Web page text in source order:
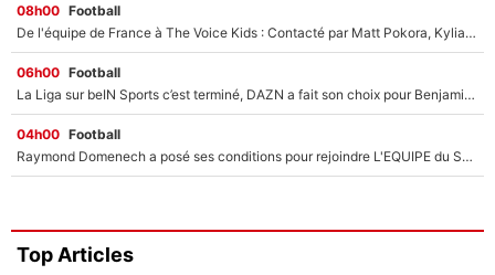
08h00 Football
De l'équipe de France à The Voice Kids : Contacté par Matt Pokora, Kylian Mbappé a accepté de jouer un rôle inédit sur TF1 !
06h00 Football
La Liga sur beIN Sports c’est terminé, DAZN a fait son choix pour Benjamin Da Silva et Omar Da Fonseca !
04h00 Football
Raymond Domenech a posé ses conditions pour rejoindre L'EQUIPE du Soir : Il refuse de faire l'émission avec un autre chroniqueur !
Top Articles